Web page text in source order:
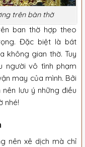
trên bàn thờ
ban thờ hợp theo
Đặc biệt là bát
không gian thờ. Tuy
người vô tình phạm
may của mình. Bởi
lưu ý những điều
nhé!
nên xê dịch mà chỉ